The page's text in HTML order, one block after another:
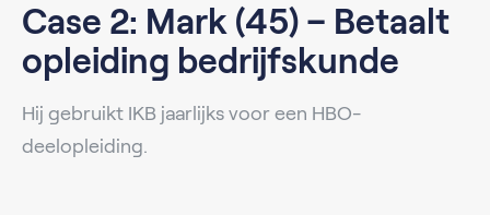
Case 2: Mark (45) – Betaalt
opleiding bedrijfskunde
Hij gebruikt IKB jaarlijks voor een HBO-
deelopleiding.